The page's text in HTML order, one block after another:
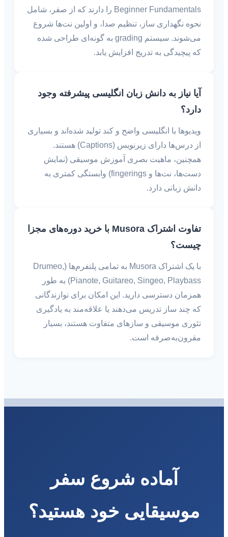
Beginner Fundamentals را دارند که از صفر، شامل
نحوه نگهداری ساز، تنظیم صدا، و اولین نت‌ها شروع
می‌شوند. سیستم grading به گونه‌ای طراحی شده
که پیچیدگی به تدریج افزایش یابد.
آیا نیاز به دانش زبان انگلیسی پیشرفته وجود
دارد؟
ویدیوها با انگلیسی واضح و کند تولید شده‌اند و بسیاری
از درس‌ها دارای زیرنویس (Captions) هستند.
همچنین، ماهیت بصری آموزش موسیقی (نمایش
دست‌ها، نت‌ها و fingerings) وابستگی کمتری به
دانش زبانی دارد.
تفاوت اشتراک Musora با خرید دوره‌های مجزا
چیست؟
با یک اشتراک Musora به تمامی پلتفرم‌ها (Drumeo,
Pianote, Guitareo, Singeo, Playbass) به طور
همزمان دسترسی دارید. این امکان برای نوازندگانی
که چند ساز تدریس می‌دهند یا علاقه‌مند به یادگیری
تئوری موسیقی و سازهای متفاوت هستند، بسیار
مقرون‌به‌صرفه است.
آماده شروع سفر
موسیقایی خود هستید؟